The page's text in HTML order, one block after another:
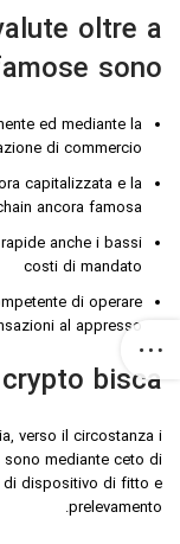
oltre a
sono:
ed mediante la
di commercio
capitalizzata e la
ancora famosa
anche i bassi
costi di mandato
di operare
al appresso
bisca?
verso il circostanza i
mediante ceto di
di dispositivo di fitto e
prelevamento.